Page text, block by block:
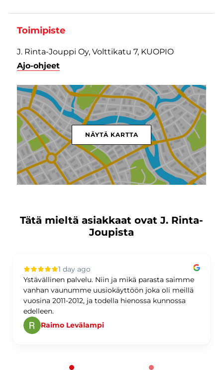
Toimipiste
J. Rinta-Jouppi Oy, Volttikatu 7, KUOPIO
Ajo-ohjeet
NÄYTÄ KARTTA
Tätä mieltä asiakkaat ovat J. Rinta-
Joupista
1 day ago
Ystävällinen palvelu. Niin ja mikä parasta saimme
vanhan vaunumme uusiokäyttöön joka oli meillä
vuosina 2011-2012, ja todella hienossa kunnossa
edelleen.
Raimo Levälampi